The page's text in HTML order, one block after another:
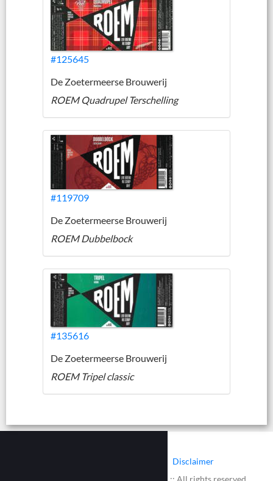
#125645
De Zoetermeerse Brouwerij
ROEM Quadrupel Terschelling
#119709
De Zoetermeerse Brouwerij
ROEM Dubbelbock
#135616
De Zoetermeerse Brouwerij
ROEM Tripel classic
Disclaimer